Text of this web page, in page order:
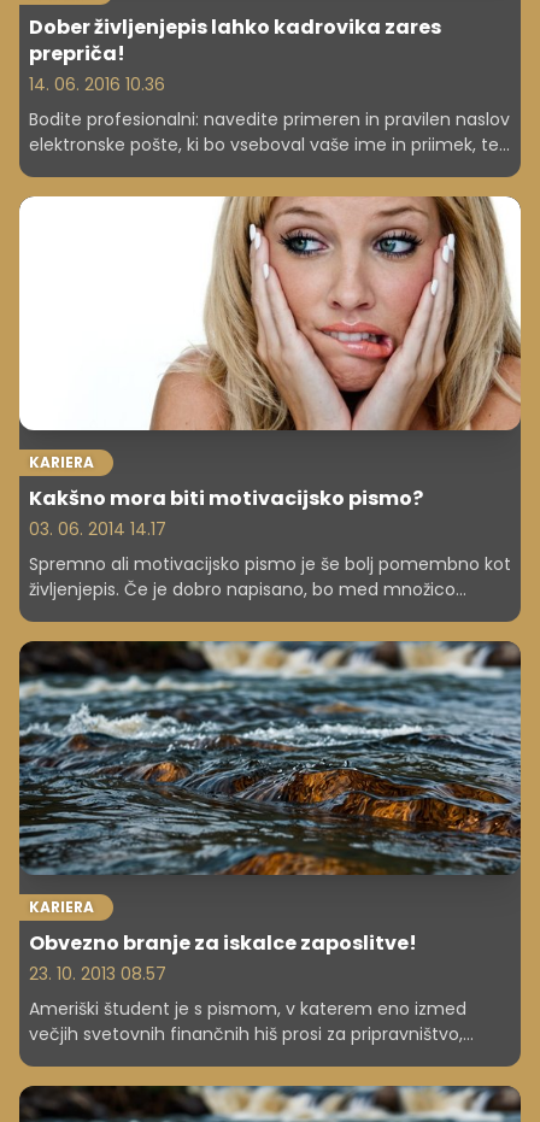
Dober življenjepis lahko kadrovika zares
prepriča!
14. 06. 2016 10.36
Bodite profesionalni: navedite primeren in pravilen naslov
elektronske pošte, ki bo vseboval vaše ime in priimek, ter
ime.pivoljub72@gmail.com in z morebitnimi
pomanjševalnicami ali ljubkovalnimi imeni.
KARIERA
Kakšno mora biti motivacijsko pismo?
03. 06. 2014 14.17
Spremno ali motivacijsko pismo je še bolj pomembno kot
življenjepis. Če je dobro napisano, bo med množico
drugih kandidatov za delovno mesto delodajalec na
razgovor povabil vas.
KARIERA
Obvezno branje za iskalce zaposlitve!
23. 10. 2013 08.57
Ameriški študent je s pismom, v katerem eno izmed
večjih svetovnih finančnih hiš prosi za pripravništvo,
postal prava senzacija. Službo mu sedaj ponujajo vsi
najbolj zaželeni delodajalci finančnega sveta. Poglejte
zakaj.